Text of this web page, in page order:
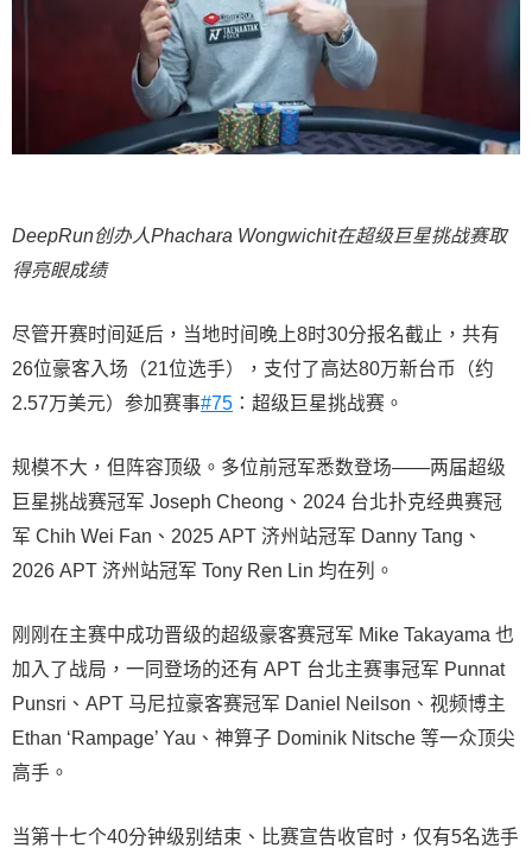
DeepRun创办人Phachara Wongwichit在超级巨星挑战赛取
得亮眼成绩
尽管开赛时间延后，当地时间晚上8时30分报名截止，共有
26位豪客入场（21位选手），支付了高达80万新台币（约
2.57万美元）参加赛事#75 ：超级巨星挑战赛。
规模不大，但阵容顶级。多位前冠军悉数登场——两届超级
巨星挑战赛冠军 Joseph Cheong、2024 台北扑克经典赛冠
军 Chih Wei Fan、2025 APT 济州站冠军 Danny Tang、
2026 APT 济州站冠军 Tony Ren Lin 均在列。
刚刚在主赛中成功晋级的超级豪客赛冠军 Mike Takayama 也
加入了战局，一同登场的还有 APT 台北主赛事冠军 Punnat
Punsri、APT 马尼拉豪客赛冠军 Daniel Neilson、视频博主
Ethan ‘Rampage’ Yau、神算子 Dominik Nitsche 等一众顶尖
高手。
当第十七个40分钟级别结束、比赛宣告收官时，仅有5名选手